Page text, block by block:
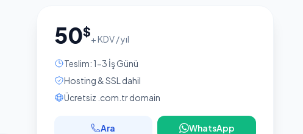
50$+ KDV / yıl
Teslim: 1-3 İş Günü
Hosting & SSL dahil
Ücretsiz .com.tr domain
Ara WhatsApp